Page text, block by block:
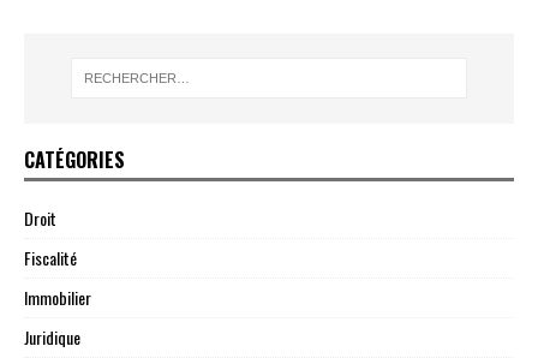
CATÉGORIES
Droit
Fiscalité
Immobilier
Juridique